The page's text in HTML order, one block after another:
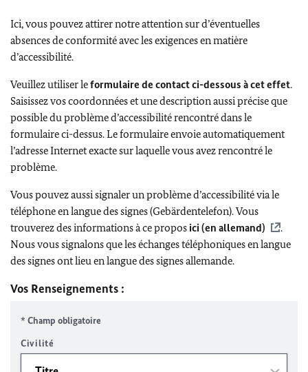
Ici, vous pouvez attirer notre attention sur d’éventuelles
absences de conformité avec les exigences en matière
d’accessibilité.
Veuillez utiliser leformulaire de contact ci-dessous à cet effet.
Saisissez vos coordonnées et une description aussi précise que
possible du problème d’accessibilité rencontré dans le
formulaire ci-dessus. Le formulaire envoie automatiquement
l’adresse Internet exacte sur laquelle vous avez rencontré le
problème.
Vous pouvez aussi signaler un problème d’accessibilité via le
téléphone en langue des signes (Gebärdentelefon). Vous
trouverez des informations à ce propos ici (en allemand)
.
Nous vous signalons que les échanges téléphoniques en langue
des signes ont lieu en langue des signes allemande.
Vos Renseignements :
* Champ obligatoire
Civilité